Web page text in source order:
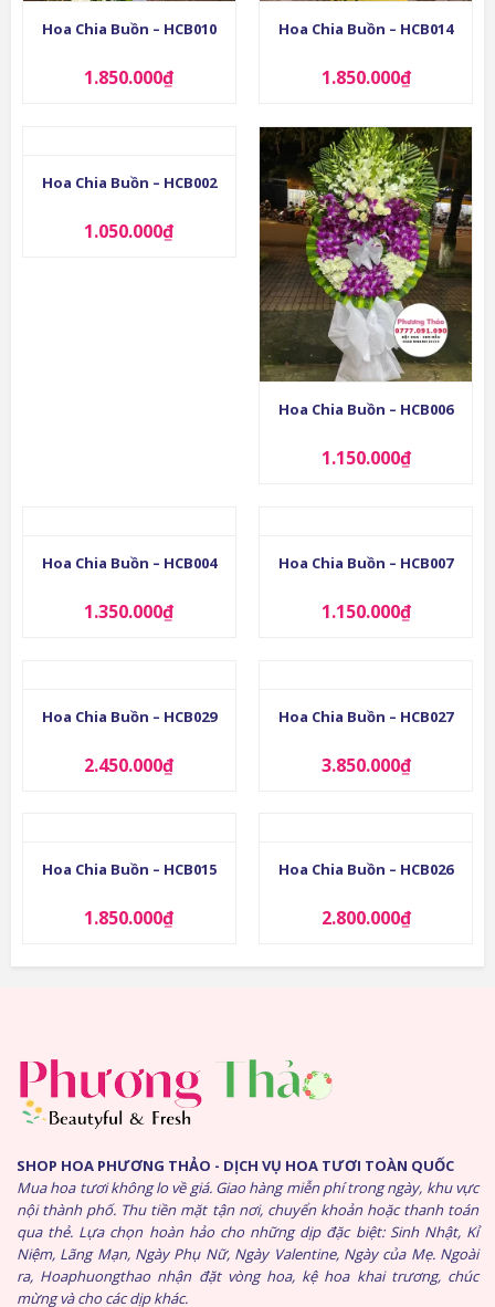
Hoa Chia Buồn – HCB010
1.850.000₫
Hoa Chia Buồn – HCB014
1.850.000₫
Hoa Chia Buồn – HCB002
1.050.000₫
Hoa Chia Buồn – HCB006
1.150.000₫
Hoa Chia Buồn – HCB004
1.350.000₫
Hoa Chia Buồn – HCB007
1.150.000₫
Hoa Chia Buồn – HCB029
2.450.000₫
Hoa Chia Buồn – HCB027
3.850.000₫
Hoa Chia Buồn – HCB015
1.850.000₫
Hoa Chia Buồn – HCB026
2.800.000₫
SHOP HOA PHƯƠNG THẢO - DỊCH VỤ HOA TƯƠI TOÀN QUỐC
Mua hoa tươi không lo về giá. Giao hàng miễn phí trong ngày, khu vực
nội thành phố. Thu tiền mặt tận nơi, chuyển khoản hoặc thanh toán
qua thẻ. Lựa chọn hoàn hảo cho những dịp đặc biệt: Sinh Nhật, Kỉ
Niệm, Lãng Mạn, Ngày Phụ Nữ, Ngày Valentine, Ngày của Mẹ. Ngoài
ra, Hoaphuongthao nhận đặt vòng hoa, kệ hoa khai trương, chúc
mừng và cho các dịp khác.